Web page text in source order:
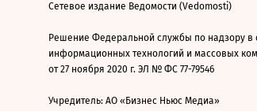
Сетевое издание Ведомости (Vedomosti)
Решение Федеральной службы по надзору в
информационных технологий и массовых
от 27 ноября 2020 г. ЭЛ № ФС 77-79546
Учредитель: АО «Бизнес Ньюс Медиа»